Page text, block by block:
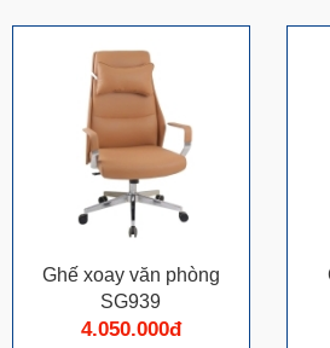
Ghế xoay văn phòng
SG939
4.050.000đ